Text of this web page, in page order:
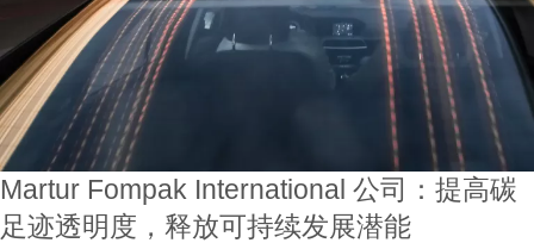
Martur Fompak International 公司：提高碳
足迹透明度，释放可持续发展潜能